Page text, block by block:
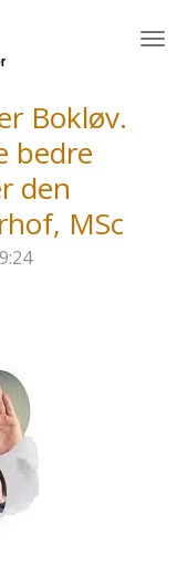
Bokløv.
bedre
den
MSc